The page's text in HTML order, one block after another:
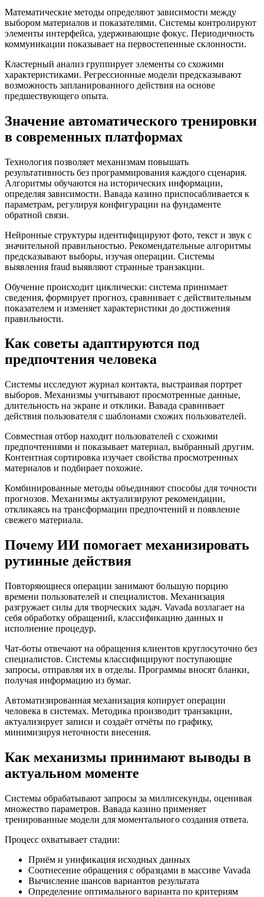
Математические методы определяют зависимости между
выбором материалов и показателями. Системы контролируют
элементы интерфейса, удерживающие фокус. Периодичность
коммуникации показывает на первостепенные склонности.
Кластерный анализ группирует элементы со схожими
характеристиками. Регрессионные модели предсказывают
возможность запланированного действия на основе
предшествующего опыта.
Значение автоматического тренировки
в современных платформах
Технология позволяет механизмам повышать
результативность без программирования каждого сценария.
Алгоритмы обучаются на исторических информации,
определяя зависимости. Вавада казино приспосабливается к
параметрам, регулируя конфигурации на фундаменте
обратной связи.
Нейронные структуры идентифицируют фото, текст и звук с
значительной правильностью. Рекомендательные алгоритмы
предсказывают выборы, изучая операции. Системы
выявления fraud выявляют странные транзакции.
Обучение происходит циклически: система принимает
сведения, формирует прогноз, сравнивает с действительным
показателем и изменяет характеристики до достижения
правильности.
Как советы адаптируются под
предпочтения человека
Системы исследуют журнал контакта, выстраивая портрет
выборов. Механизмы учитывают просмотренные данные,
длительность на экране и отклики. Вавада сравнивает
действия пользователя с шаблонами схожих пользователей.
Совместная отбор находит пользователей с схожими
предпочтениями и показывает материал, выбранный другим.
Контентная сортировка изучает свойства просмотренных
материалов и подбирает похожие.
Комбинированные методы объединяют способы для точности
прогнозов. Механизмы актуализируют рекомендации,
откликаясь на трансформации предпочтений и появление
свежего материала.
Почему ИИ помогает механизировать
рутинные действия
Повторяющиеся операции занимают большую порцию
времени пользователей и специалистов. Механизация
разгружает силы для творческих задач. Vavada возлагает на
себя обработку обращений, классификацию данных и
исполнение процедур.
Чат-боты отвечают на обращения клиентов круглосуточно без
специалистов. Системы классифицируют поступающие
запросы, отправляя их в отделы. Программы вносят бланки,
получая информацию из бумаг.
Автоматизированная механизация копирует операции
человека в системах. Методика производит транзакции,
актуализирует записи и создаёт отчёты по графику,
минимизируя неточности внесения.
Как механизмы принимают выводы в
актуальном моменте
Системы обрабатывают запросы за миллисекунды, оценивая
множество параметров. Вавада казино применяет
тренированные модели для моментального создания ответа.
Процесс охватывает стадии:
Приём и унификация исходных данных
Соотнесение обращения с образцами в массиве Vavada
Вычисление шансов вариантов результата
Определение оптимального варианта по критериям